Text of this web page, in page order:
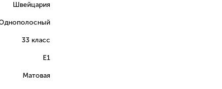
Швейцария
33 класс
E1
Матовая